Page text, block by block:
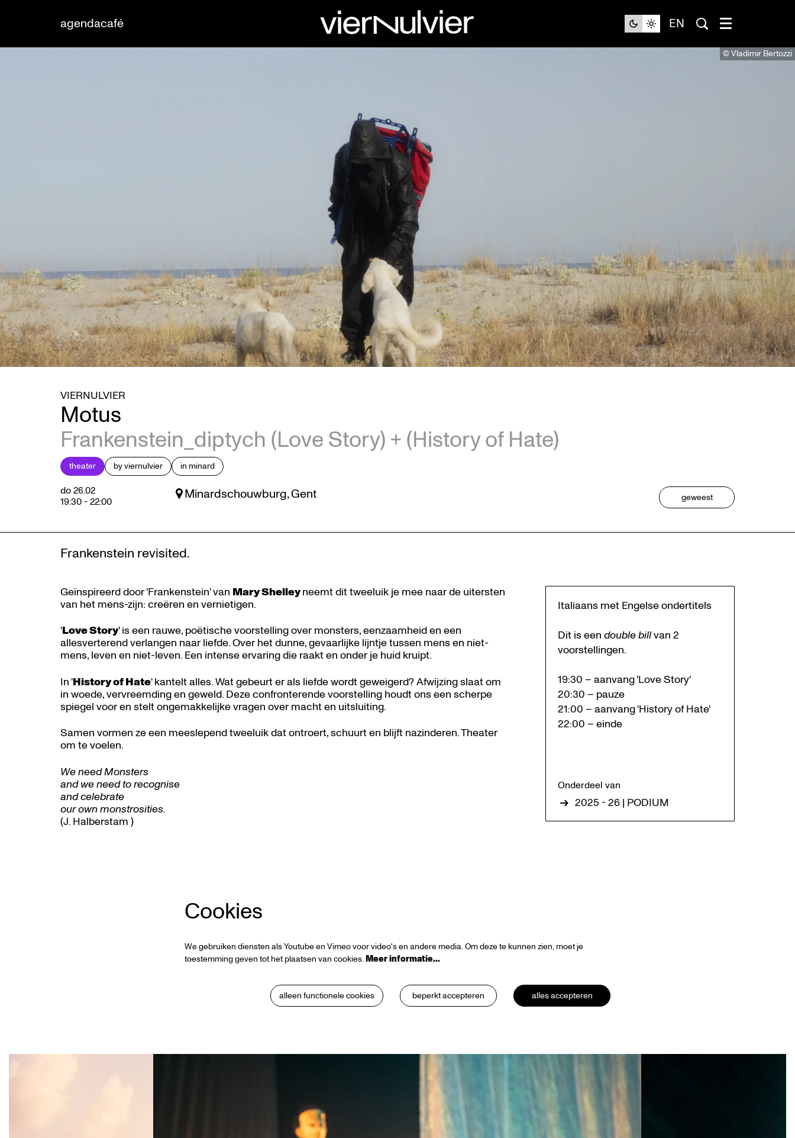
agendacafé EN
© Vladimir Bertozzi
Motus
Frankenstein_diptych (Love Story) + (History of Hate)
VIERNULVIER
theater by viernulvier in minard
do 26.02
19:30 -22:00 Minardschouwburg, Gent geweest
Frankenstein revisited.
Geïnspireerd door 'Frankenstein' van Mary Shelleyneemt dit tweeluik je mee naar de uitersten
van het mens-zijn: creëren en vernietigen.
'Love Story' is een rauwe, poëtische voorstelling over monsters, eenzaamheid en een
allesverterend verlangen naar liefde. Over het dunne, gevaarlijke lijntje tussen mens en niet-
mens, leven en niet-leven. Een intense ervaring die raakt en onder je huid kruipt.
In 'History of Hate' kantelt alles. Wat gebeurt er als liefde wordt geweigerd? Afwijzing slaat om
in woede, vervreemding en geweld. Deze confronterende voorstelling houdt ons een scherpe
spiegel voor en stelt ongemakkelijke vragen over macht en uitsluiting.
Samen vormen ze een meeslepend tweeluik dat ontroert, schuurt en blijft nazinderen. Theater
om te voelen.
We need Monsters
and we need to recognise
and celebrate
our own monstrosities.
(J. Halberstam )
Italiaans met Engelse ondertitels
Dit is eendouble billvan 2
voorstellingen.
19:30 – aanvang 'Love Story'
20:30 – pauze
21:00 – aanvang 'History of Hate'
22:00 – einde
Onderdeel van
2025 - 26 | PODIUM
Cookies
We gebruiken diensten als Youtube en Vimeo voor video's en andere media. Om deze te kunnen zien, moet je
toestemming geven tot het plaatsen van cookies.Meer informatie…
alleen functionele cookies beperkt accepteren alles accepteren
Inzoomen Inzoomen